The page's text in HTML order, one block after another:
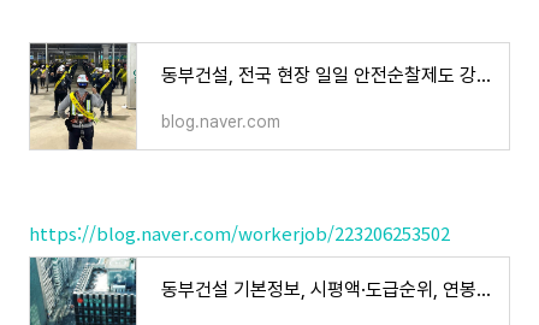
동부건설, 전국 현장 일일 안전순찰제도 강화 시행…3년 연속 중대재해 제로
blog.naver.com
https://blog.naver.com/workerjob/223206253502
동부건설 기본정보, 시평액·도급순위, 연봉(feat. 취업족보)